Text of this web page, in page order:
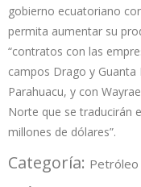
gobierno ecuatoriano
permita aumentar su
“contratos con las
campos Drago y Guanta
Parahuacu, y con
Norte que se traducirán
millones de dólares”.
Categoría: Petróleo